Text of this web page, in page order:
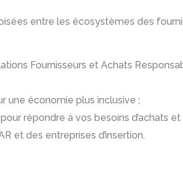
entre les écosystèmes des
Fournisseurs et Achats
une économie plus inclusive ;
répondre à vos besoins d’achats
et des entreprises d’insertion.